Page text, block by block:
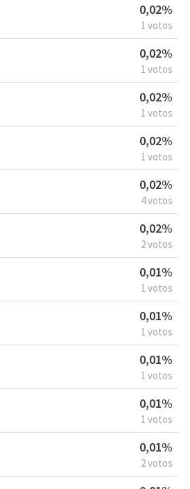
0,02%
1 votos
0,02%
1 votos
0,02%
1 votos
0,02%
1 votos
0,02%
4 votos
0,02%
2 votos
0,01%
1 votos
0,01%
1 votos
0,01%
1 votos
0,01%
1 votos
0,01%
2 votos